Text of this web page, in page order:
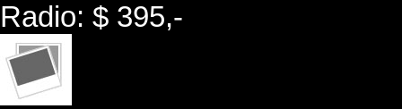
Radio: $ 395,-